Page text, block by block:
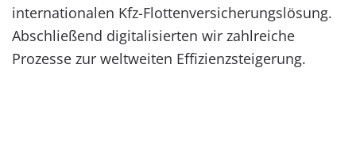
internationalen Kfz-Flottenversicherungslösung.
Abschließend digitalisierten wir zahlreiche
Prozesse zur weltweiten Effizienzsteigerung.